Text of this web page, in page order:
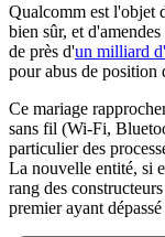
Qualcomm est l'objet
bien sûr, et
de près d'un milliard
pour abus de position
Ce mariage
sans fil (Wi-Fi,
particulier des
La nouvelle entité, si
rang des
premier ayant